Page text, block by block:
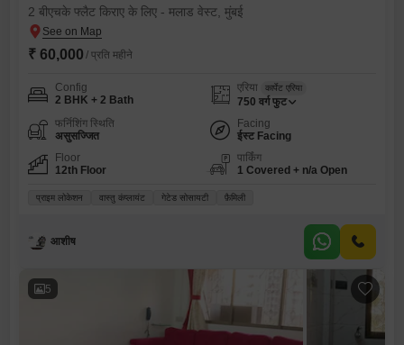
2 बीएचके फ्लैट किराए के लिए - मलाड वेस्ट, मुंबई
₹ 60,000 / प्रति महीने
Config
2 BHK + 2 Bath
एरिया कार्पेट एरिया
750 वर्ग फुट
फर्निशिंग स्थिति
असुसज्जित
Facing
ईस्ट Facing
Floor
12th Floor
पार्किंग
1 Covered + n/a Open
प्राइम लोकेशन वास्तु कंप्लायंट गेटेड सोसायटी फ़ैमिली
आशीष
5